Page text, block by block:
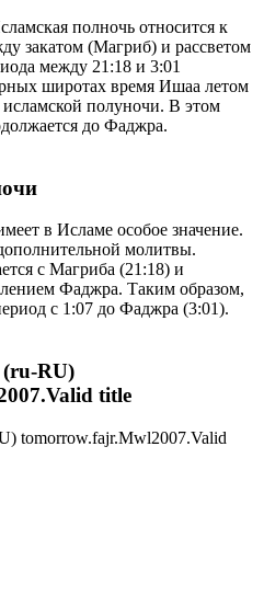
полночь относится к
закатом (Магриб) и рассветом
между 21:18 и 3:01
широтах время Ишаа летом
исламской полуночи. В этом
до Фаджра.
в Исламе особое значение.
молитвы.
с Магриба (21:18) и
Фаджра. Таким образом,
с 1:07 до Фаджра (3:01).
RU)
title
tomorrow.fajr.Mwl2007.Valid